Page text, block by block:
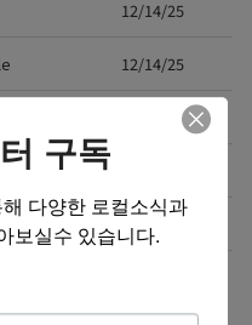
12/14/25
12/14/25
12/11/25
11/24/25
매매합
구독
다양한 로컬소식과
보실수 있습니다.